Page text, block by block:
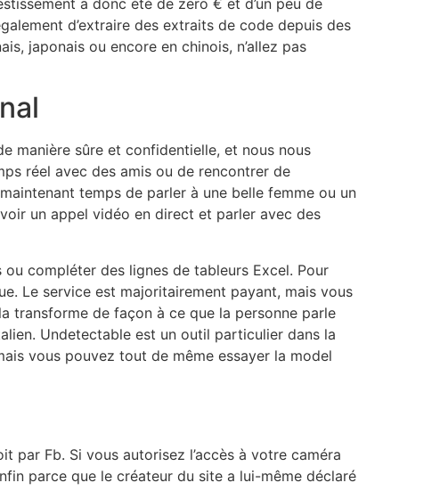
a donc été de zero € et d’un peu de
d’extraire des extraits de code depuis des
japonais ou encore en chinois, n’allez pas
manière sûre et confidentielle, et nous nous
réel avec des amis ou de rencontrer de
temps de parler à une belle femme ou un
un appel vidéo en direct et parler avec des
compléter des lignes de tableurs Excel. Pour
Le service est majoritairement payant, mais vous
transforme de façon à ce que la personne parle
Undetectable est un outil particulier dans la
vous pouvez tout de même essayer la model
par Fb. Si vous autorisez l’accès à votre caméra
parce que le créateur du site a lui-même déclaré